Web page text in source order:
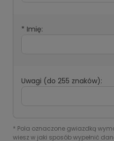
* Imię:
Uwagi (do 255 znaków):
* Pola oznaczone gwiazdką
wiesz w jaki sposób wypełnić